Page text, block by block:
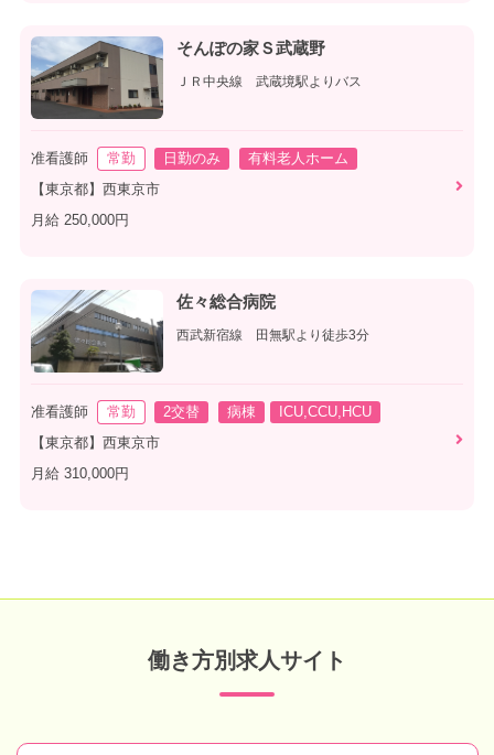
そんぽの家Ｓ武蔵野
ＪＲ中央線 武蔵境駅よりバス
准看護師 常勤 日勤のみ
有料老人ホーム
【東京都】西東京市
月給 250,000円
佐々総合病院
西武新宿線 田無駅より徒歩3分
准看護師 常勤 2交替 病棟
ICU,CCU,HCU
【東京都】西東京市
月給 310,000円
働き方別求人サイト